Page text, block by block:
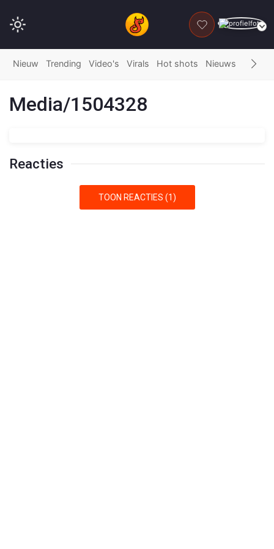
DONEER
Nieuw Trending Video's Virals Hot shots Nieuws Fails
Media/1504328
Reacties
TOON REACTIES (1)